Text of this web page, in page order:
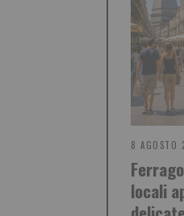
8 AGOSTO
locali